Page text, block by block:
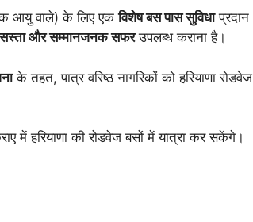
आयु वाले) के लिए एकविशेष बस पास सुविधाप्रदान
और सम्मानजनक सफरउपलब्ध कराना है।
के तहत, पात्र वरिष्ठ नागरिकों को हरियाणा रोडवेज
में हरियाणा की रोडवेज बसों में यात्रा कर सकेंगे।